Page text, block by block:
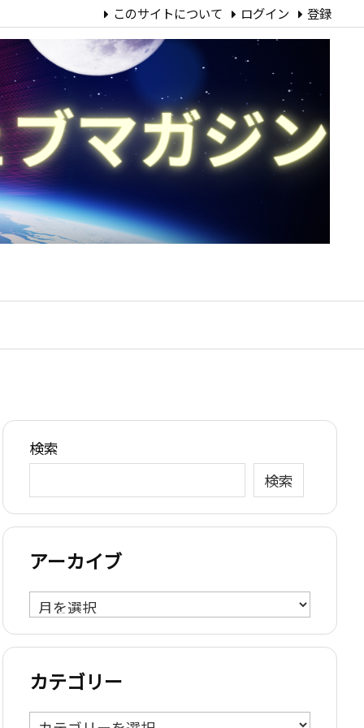
このサイトについて ログイン 登録
検索
検索
アーカイブ
ア
ー
カ
ブ
カテゴリー
カ